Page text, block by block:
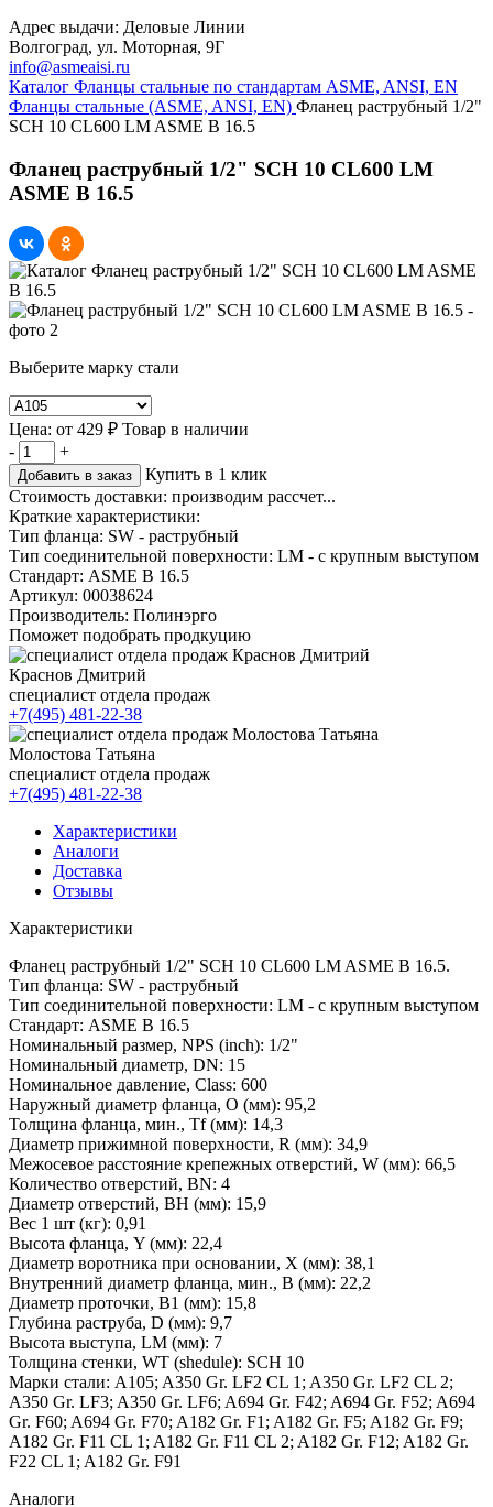
Адрес выдачи: Деловые Линии
Волгоград, ул. Моторная, 9Г
info@asmeaisi.ru
Каталог Фланцы стальные по стандартам ASME, ANSI, EN
Фланцы стальные (ASME, ANSI, EN) Фланец раструбный 1/2"
SCH 10 CL600 LM ASME B 16.5
Фланец раструбный 1/2" SCH 10 CL600 LM
ASME B 16.5
Выберите марку стали
Цена: от 429 ₽ Товар в наличии
-
+
Добавить в заказ
Купить в 1 клик
Стоимость доставки: производим рассчет...
Краткие характеристики:
Тип фланца: SW - раструбный
Тип соединительной поверхности: LM - с крупным выступом
Стандарт: ASME B 16.5
Артикул: 00038624
Производитель: Полинэрго
Поможет подобрать продкуцию
Краснов Дмитрий
специалист отдела продаж
+7(495) 481-22-38
Молостова Татьяна
специалист отдела продаж
+7(495) 481-22-38
Характеристики
Аналоги
Доставка
Отзывы
Характеристики
Фланец раструбный 1/2" SCH 10 CL600 LM ASME B 16.5.
Тип фланца: SW - раструбный
Тип соединительной поверхности: LM - с крупным выступом
Стандарт: ASME B 16.5
Номинальный размер, NPS (inch): 1/2"
Номинальный диаметр, DN: 15
Номинальное давление, Class: 600
Наружный диаметр фланца, O (мм): 95,2
Толщина фланца, мин., Tf (мм): 14,3
Диаметр прижимной поверхности, R (мм): 34,9
Межосевое расстояние крепежных отверстий, W (мм): 66,5
Количество отверстий, BN: 4
Диаметр отверстий, BH (мм): 15,9
Вес 1 шт (кг): 0,91
Высота фланца, Y (мм): 22,4
Диаметр воротника при основании, X (мм): 38,1
Внутренний диаметр фланца, мин., B (мм): 22,2
Диаметр проточки, B1 (мм): 15,8
Глубина раструба, D (мм): 9,7
Высота выступа, LM (мм): 7
Толщина стенки, WT (shedule): SCH 10
Марки стали: A105; A350 Gr. LF2 CL 1; A350 Gr. LF2 CL 2;
A350 Gr. LF3; A350 Gr. LF6; A694 Gr. F42; A694 Gr. F52; A694
Gr. F60; A694 Gr. F70; A182 Gr. F1; A182 Gr. F5; A182 Gr. F9;
A182 Gr. F11 CL 1; A182 Gr. F11 CL 2; A182 Gr. F12; A182 Gr.
F22 CL 1; A182 Gr. F91
Аналоги